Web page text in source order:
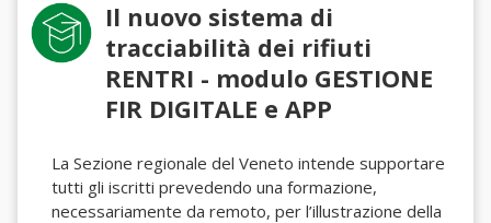
Il nuovo sistema di
tracciabilità dei rifiuti
RENTRI - modulo GESTIONE
FIR DIGITALE e APP
La Sezione regionale del Veneto intende supportare
tutti gli iscritti prevedendo una formazione,
necessariamente da remoto, per l’illustrazione della